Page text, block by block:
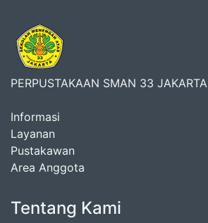
PERPUSTAKAAN SMAN 33 JAKARTA
Informasi
Layanan
Pustakawan
Area Anggota
Tentang Kami